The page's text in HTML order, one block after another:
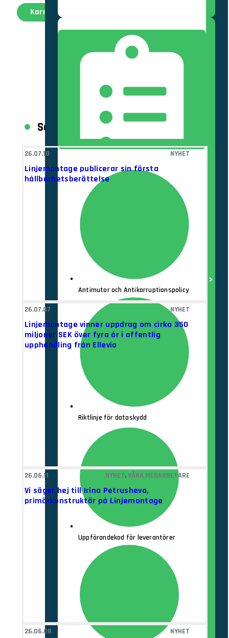
Antimutor och Antikorruptionspolicy
Riktlinje för dataskydd
Uppförandekod för leverantörer
Karriär
Senaste nytt
Linjemontage publicerar sin första
hållbarhetsberättelse
26.07.10 NYHET
Linjemontage vinner uppdrag om cirka 350
miljoner SEK över fyra år i offentlig
upphandling från Ellevio
26.07.07 NYHET
Vi säger hej till Irina Petrusheva,
primärkonstruktör på Linjemontage
26.06.11 NYHET,VÅRA MEDARBETARE
26.06.08 NYHET